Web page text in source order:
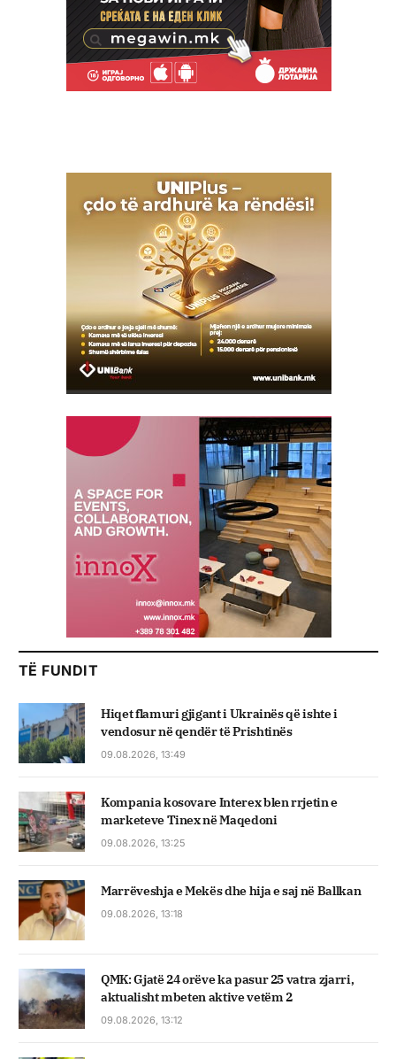
TË FUNDIT
Hiqet flamuri gjigant i Ukrainës që ishte i
vendosur në qendër të Prishtinës
09.08.2026, 13:49
Kompania kosovare Interex blen rrjetin e
marketeve Tinex në Maqedoni
09.08.2026, 13:25
Marrëveshja e Mekës dhe hija e saj në Ballkan
09.08.2026, 13:18
QMK: Gjatë 24 orëve ka pasur 25 vatra zjarri,
aktualisht mbeten aktive vetëm 2
09.08.2026, 13:12